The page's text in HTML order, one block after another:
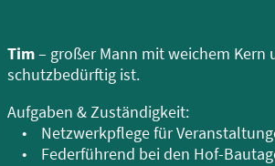
Tim– großer Mann mit weichem
schutzbedürftig ist.
Aufgaben & Zuständigkeit:
• Netzwerkpflege für
• Federführend bei den Hof-